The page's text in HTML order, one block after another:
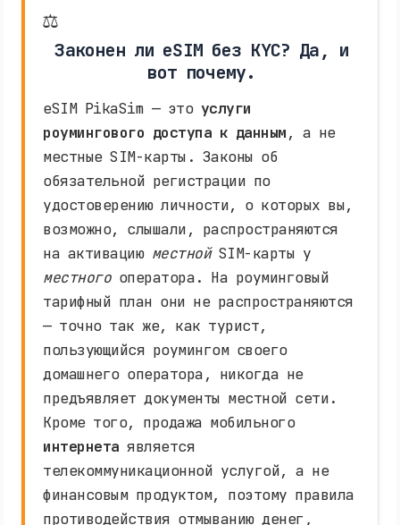
⚖️
Законен ли eSIM без KYC? Да, и
вот почему.
eSIM PikaSim — это услуги
роумингового доступа к данным, а не
местные SIM-карты. Законы об
обязательной регистрации по
удостоверению личности, о которых вы,
возможно, слышали, распространяются
на активацию местнойSIM-карты у
местногооператора. На роуминговый
тарифный план они не распространяются
— точно так же, как турист,
пользующийся роумингом своего
домашнего оператора, никогда не
предъявляет документы местной сети.
Кроме того, продажа мобильного
интернета является
телекоммуникационной услугой, а не
финансовым продуктом, поэтому правила
противодействия отмыванию денег,